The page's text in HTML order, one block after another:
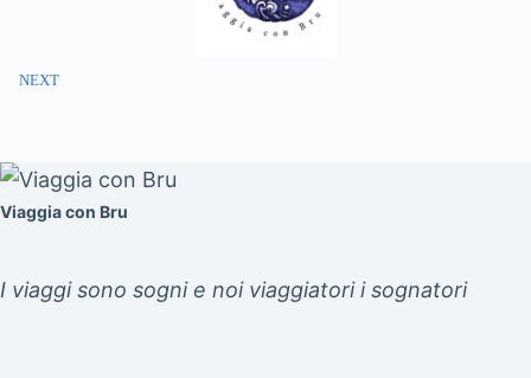
NEXT
Viaggia con Bru
I viaggi sono sogni e noi viaggiatori i sognatori